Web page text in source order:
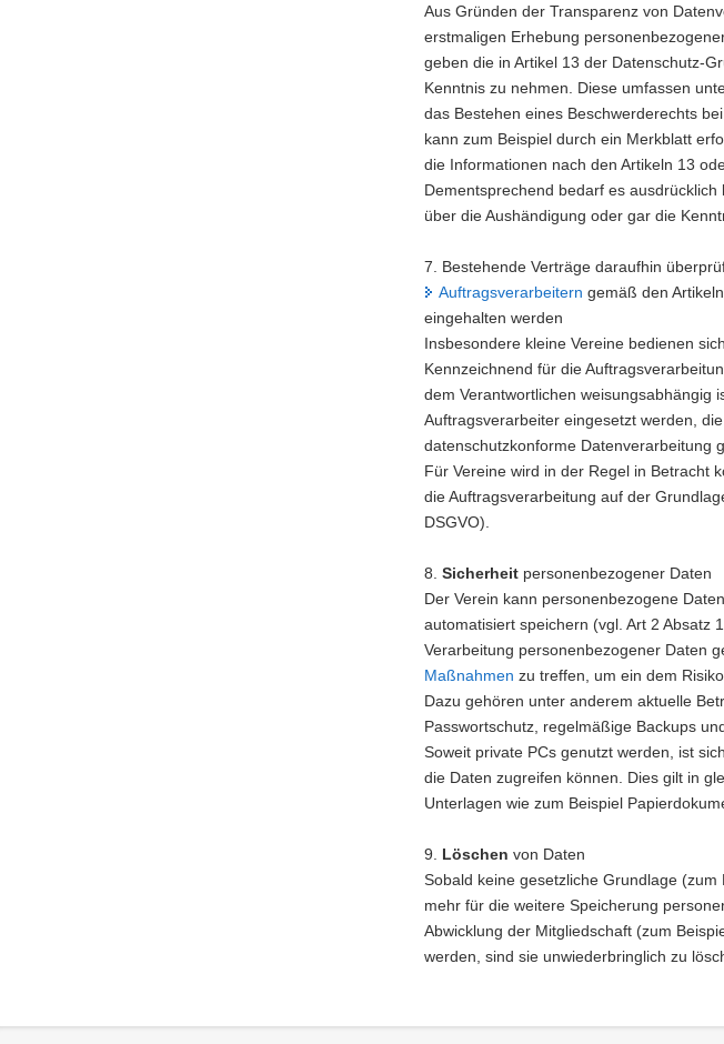
Aus Gründen der Transparenz von
erstmaligen Erhebung
geben die in Artikel 13 der Datenschutz-
Kenntnis zu nehmen. Diese umfassen
das Bestehen eines Beschwerderechts
kann zum Beispiel durch ein Merkblatt
die Informationen nach den Artikeln 13
Dementsprechend bedarf es
über die Aushändigung oder gar die
7. Bestehende Verträge daraufhin
Auftragsverarbeitern gemäß den
eingehalten werden
Insbesondere kleine Vereine bedienen
Kennzeichnend für die
dem Verantwortlichen weisungsabhängig
Auftragsverarbeiter eingesetzt werden,
datenschutzkonforme Datenverarbeitung
Für Vereine wird in der Regel in Betracht
die Auftragsverarbeitung auf der
DSGVO).
8. Sicherheit personenbezogener Daten
Der Verein kann personenbezogene
automatisiert speichern (vgl. Art 2 Absatz
Verarbeitung personenbezogener Daten
Maßnahmen zu treffen, um ein dem
Dazu gehören unter anderem aktuelle
Passwortschutz, regelmäßige Backups
Soweit private PCs genutzt werden, ist
die Daten zugreifen können. Dies gilt in
Unterlagen wie zum Beispiel
9. Löschen von Daten
Sobald keine gesetzliche Grundlage
mehr für die weitere Speicherung
Abwicklung der Mitgliedschaft (zum
werden, sind sie unwiederbringlich zu